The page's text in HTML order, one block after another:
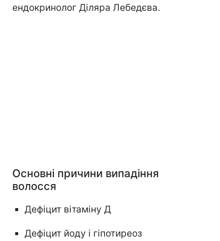
ендокринолог Діляра Лебедєва.
Основні причини випадіння
волосся⠀
Дефіцит вітаміну Д
Дефіцит йоду і гіпотиреоз